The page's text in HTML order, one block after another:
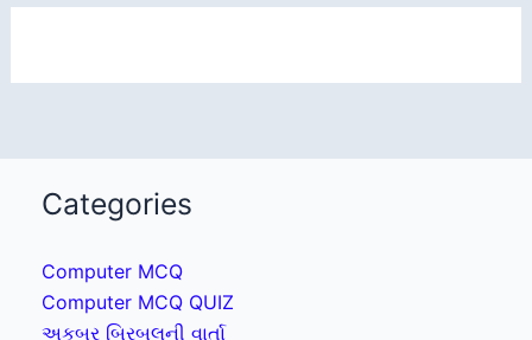
Categories
Computer MCQ
Computer MCQ QUIZ
અકબર બિરબલની વાર્તા